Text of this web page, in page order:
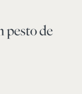
pesto de